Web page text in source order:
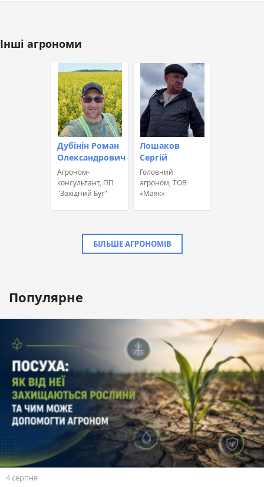
Інші агрономи
Дубінін Роман
Олександрович
Агроном-
консультант, ПП
"Західний Буг"
Лошаков
Сергій
Головний
агроном, ТОВ
«Маяк»
БІЛЬШЕ АГРОНОМІВ
Популярне
4 серпня